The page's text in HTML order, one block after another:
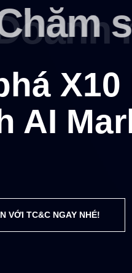
AI
VỚI TC&C NGAY NHÉ!